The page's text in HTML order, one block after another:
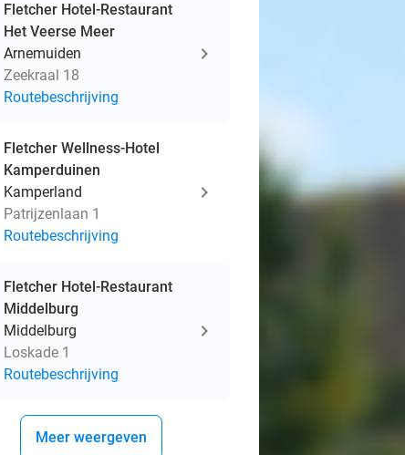
Fletcher Hotel-Restaurant
Het Veerse Meer
Arnemuiden
Zeekraal 18
Routebeschrijving
Fletcher Wellness-Hotel
Kamperduinen
Kamperland
Patrijzenlaan 1
Routebeschrijving
Fletcher Hotel-Restaurant
Middelburg
Middelburg
Loskade 1
Routebeschrijving
Meer weergeven